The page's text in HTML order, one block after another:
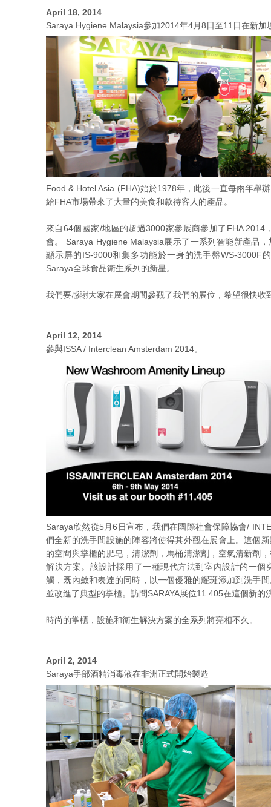
April 18, 2014
Saraya Hygiene Malaysia參加2014年4月8日至11日在新
Food & Hotel Asia (FHA)始於1978年，此後一直每兩年舉
給FHA市場帶來了大量的美食和款待客人的產品。
來自64個國家/地區的超過3000家參展商參加了FHA 2014
會。 Saraya Hygiene Malaysia展示了一系列智能新產品
顯示屏的IS-9000和集多功能於一身的洗手盤WS-3000F
Saraya全球食品衛生系列的新星。
我們要感謝大家在展會期間參觀了我們的展位，希望很快收
April 12, 2014
參與ISSA / Interclean Amsterdam 2014。
Saraya欣然從5月6日宣布，我們在國際社會保障協會/
們全新的洗手間設施的陣容將使得其外觀在展會上。這個
的空間與掌櫃的肥皂，清潔劑，馬桶清潔劑，空氣清新劑
解決方案。該設計採用了一種現代方法到室內設計的一
觸，既內斂和表達的同時，以一個優雅的耀斑添加到洗手
並改進了典型的掌櫃。訪問SARAYA展位11.405在這個新的
時尚的掌櫃，設施和衛生解決方案的全系列將亮相不久。
April 2, 2014
Saraya手部酒精消毒液在非洲正式開始製造